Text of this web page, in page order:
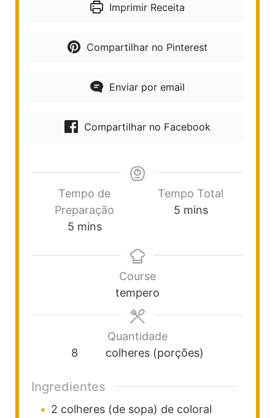
Imprimir Receita
Compartilhar no Pinterest
Enviar por email
Compartilhar no Facebook
Tempo de
Preparação
5 mins
Tempo Total
5 mins
Course
tempero
Quantidade
8
colheres (porções)
Ingredientes
2 colheres (de sopa) de coloral